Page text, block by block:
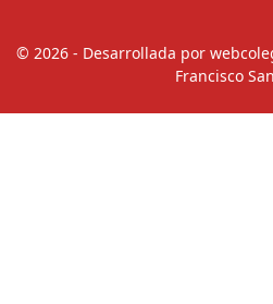
© 2026 - Desarrollada por
Francisco